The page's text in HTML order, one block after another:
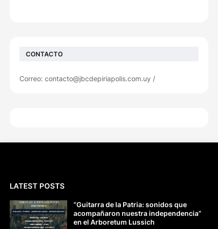
CONTACTO
Correo: contacto@jbcdepiriapolis.com.uy /
LATEST POSTS
“Guitarra de la Patria: sonidos que
acompañaron nuestra independencia”
en el Arboretum Lussich